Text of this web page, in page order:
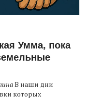
Умма, пока
В наши дни
которых